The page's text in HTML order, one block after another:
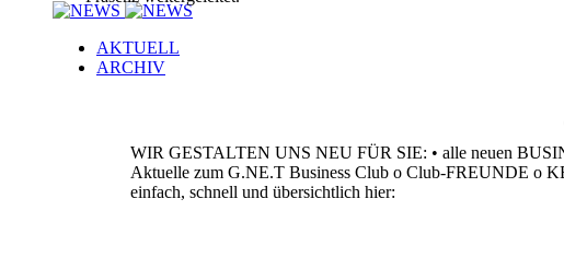
AKTUELL
ARCHIV
WIR GESTALTEN UNS NEU FÜR SIE: • alle neuen
Aktuelle zum G.NE.T Business Club o Club-FREUNDE o
einfach, schnell und übersichtlich hier: